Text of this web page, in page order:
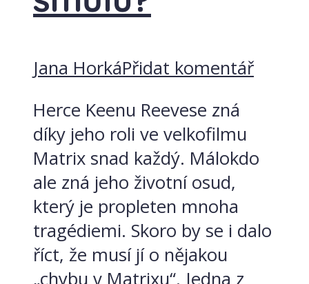
Jana HorkáPřidat komentář
Herce Keenu Reevese zná
díky jeho roli ve velkofilmu
Matrix snad každý. Málokdo
ale zná jeho životní osud,
který je propleten mnoha
tragédiemi. Skoro by se i dalo
říct, že musí jí o nějakou
„chybu v Matrixu“. Jedna z